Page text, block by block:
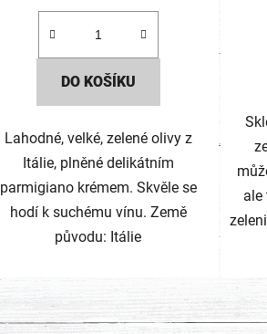
DO KOŠÍKU
Lahodné, velké, zelené olivy z
Itálie, plněné delikátním
parmigiano krémem. Skvěle se
hodí k suchému vínu. Země
původu: Itálie
ale